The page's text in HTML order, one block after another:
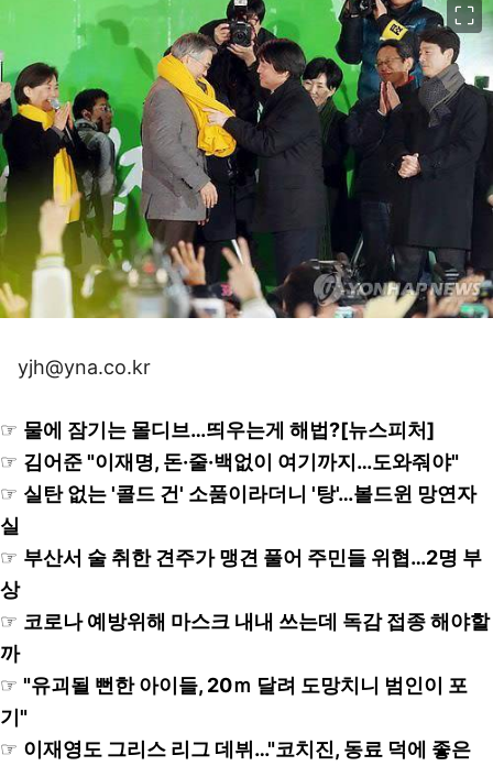
yjh@yna.co.kr
☞ 물에 잠기는 몰디브…띄우는게 해법?[뉴스피처]
☞ 김어준 "이재명, 돈·줄·백없이 여기까지…도와줘야"
☞ 실탄 없는 '콜드 건' 소품이라더니 '탕'…볼드윈 망연자
실
☞ 부산서 술 취한 견주가 맹견 풀어 주민들 위협…2명 부
상
☞ 코로나 예방위해 마스크 내내 쓰는데 독감 접종 해야할
까
☞ "유괴될 뻔한 아이들, 20ｍ 달려 도망치니 범인이 포
기"
☞ 이재영도 그리스 리그 데뷔…"코치진, 동료 덕에 좋은